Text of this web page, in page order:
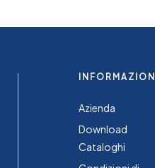
INFORMAZIONI
Azienda
Download
Cataloghi